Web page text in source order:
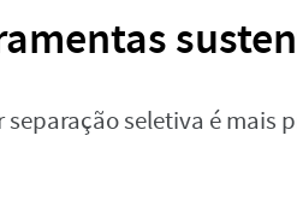
separação seletiva é mais